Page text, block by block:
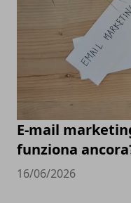
E-mail
funziona
16/06/2026